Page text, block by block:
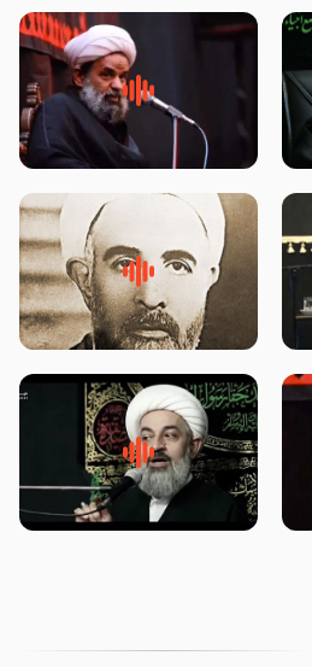
روضه جانسوز پاره های جگر امام
حسن مجتبی علیه السلام-حجت
روضه‌ی مجلس یزید ملعون و
اسارت اهل‌بیت علیهم‌السلام –
محدث زاده
زیارتی که اسباب رزق زیاد و عمر
طولانی است حجت السلام حسین